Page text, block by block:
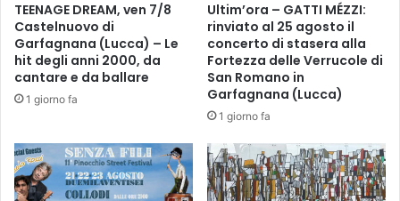
o
TEENAGE DREAM, ven 7/8
Castelnuovo di
Garfagnana (Lucca) – Le
hit degli anni 2000, da
cantare e da ballare
1 giorno fa
Ultim’ora – GATTI MÉZZI:
rinviato al 25 agosto il
concerto di stasera alla
Fortezza delle Verrucole di
San Romano in
Garfagnana (Lucca)
1 giorno fa